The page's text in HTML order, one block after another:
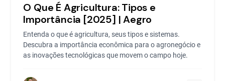
O Que É Agricultura: Tipos e
Importância [2025] | Aegro
Entenda o que é agricultura, seus tipos e sistemas.
Descubra a importância econômica para o agronegócio e
as inovações tecnológicas que movem o campo hoje.